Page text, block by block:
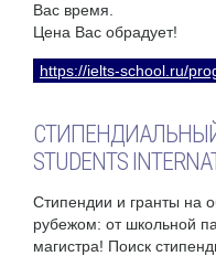
Вас время.
Цена Вас обрадует!
https://ielts-school.ru/
STUDENTS
Стипендии и гранты на
рубежом: от школьной
магистра! Поиск